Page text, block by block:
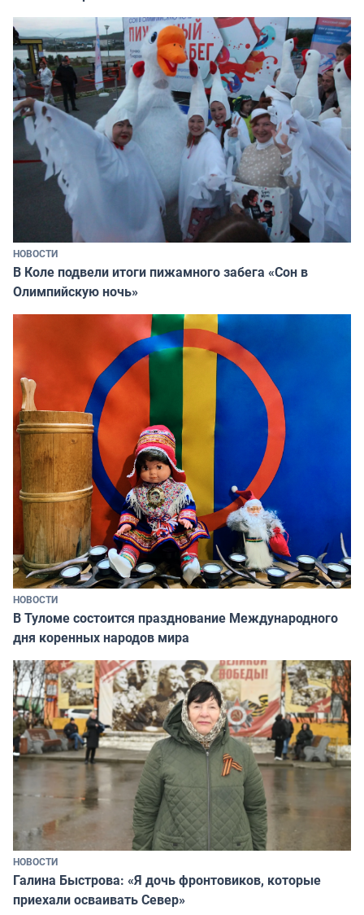
НОВОСТИ
В Коле подвели итоги пижамного забега «Сон в
Олимпийскую ночь»
НОВОСТИ
В Туломе состоится празднование Международного
дня коренных народов мира
НОВОСТИ
Галина Быстрова: «Я дочь фронтовиков, которые
приехали осваивать Север»